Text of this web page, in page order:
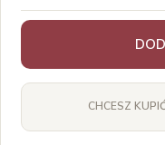
CHCESZ